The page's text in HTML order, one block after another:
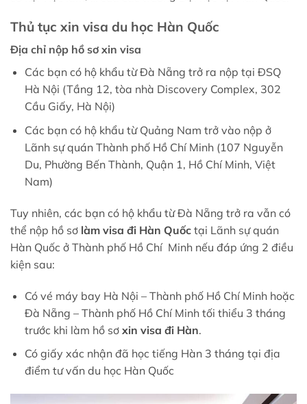
Thủ tục xin visa du học Hàn Quốc
Địa chỉ nộp hồ sơ xin visa
Các bạn có hộ khẩu từ Đà Nẵng trở ra nộp tại ĐSQ
Hà Nội (Tầng 12, tòa nhà Discovery Complex, 302
Cầu Giấy, Hà Nội)
Các bạn có hộ khẩu từ Quảng Nam trở vào nộp ở
Lãnh sự quán Thành phố Hồ Chí Minh (107 Nguyễn
Du, Phường Bến Thành, Quận 1, Hồ Chí Minh, Việt
Nam)
Tuy nhiên, các bạn có hộ khẩu từ Đà Nẵng trở ra vẫn có
thể nộp hồ sơ làm visa đi Hàn Quốc tại Lãnh sự quán
Hàn Quốc ở Thành phố Hồ Chí Minh nếu đáp ứng 2 điều
kiện sau:
Có vé máy bay Hà Nội – Thành phố Hồ Chí Minh hoặc
Đà Nẵng – Thành phố Hồ Chí Minh tối thiểu 3 tháng
trước khi làm hồ sơ xin visa đi Hàn.
Có giấy xác nhận đã học tiếng Hàn 3 tháng tại địa
điểm tư vấn du học Hàn Quốc